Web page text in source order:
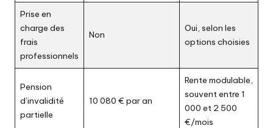
Prise en
charge des
frais
professionnels
Non
Oui, selon les
options choisies
Pension
d’invalidité
partielle
10 080 € par an
Rente modulable,
souvent entre 1
000 et 2 500
€/mois